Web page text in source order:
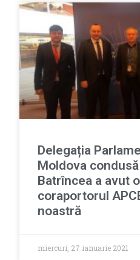
Delegația
Moldova
Batrîncea a avut
coraportorul
noastră
miercuri, 27 ianuarie 2021